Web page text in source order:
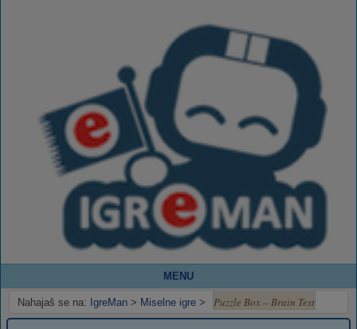
MENU
Nahajaš se na: IgreMan > Miselne igre > Puzzle Box – Brain Test